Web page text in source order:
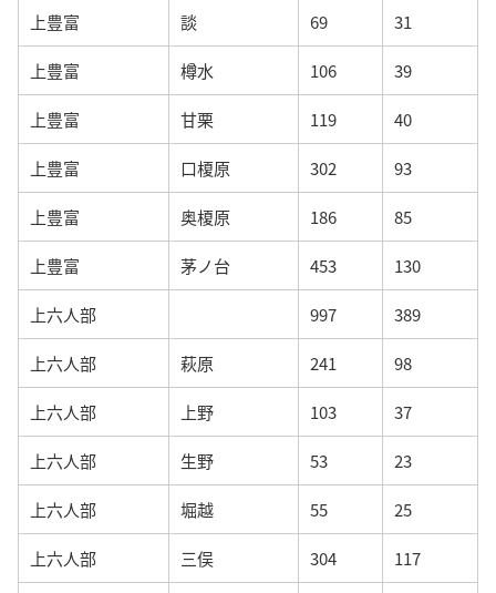
上豊富 談 69 31
上豊富 樽水 106 39
上豊富 甘栗 119 40
上豊富 口榎原 302 93
上豊富 奥榎原 186 85
上豊富 茅ノ台 453 130
上六人部 997 389
上六人部 萩原 241 98
上六人部 上野 103 37
上六人部 生野 53 23
上六人部 堀越 55 25
上六人部 三俣 304 117